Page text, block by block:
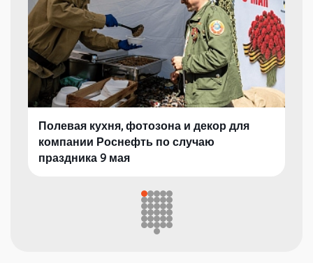
Полевая кухня, фотозона и декор для
компании Роснефть по случаю
праздника 9 мая